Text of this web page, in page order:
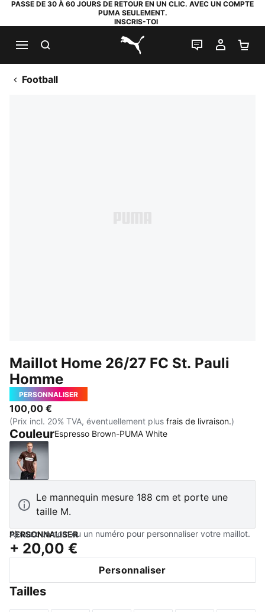
PASSE DE 30 À 60 JOURS DE RETOUR EN UN CLIC. AVEC UN COMPTE
PUMA SEULEMENT.
INSCRIS-TOI
PUMA.com
LIVE CHAT
MON
Football
Maillot Home 26/27 FC St. Pauli
Homme
PERSONNALISER
100,00 €
(Prix incl. 20% TVA, éventuellement plus frais de livraison.)
CouleurEspresso Brown-PUMA White
Espresso Brown-PUMA White
Le mannequin mesure 188 cm et porte une
taille M.
PERSONNALISER
Ajoutez un nom ou un numéro pour personnaliser votre maillot.
+ 20,00 €
Personnaliser
Tailles